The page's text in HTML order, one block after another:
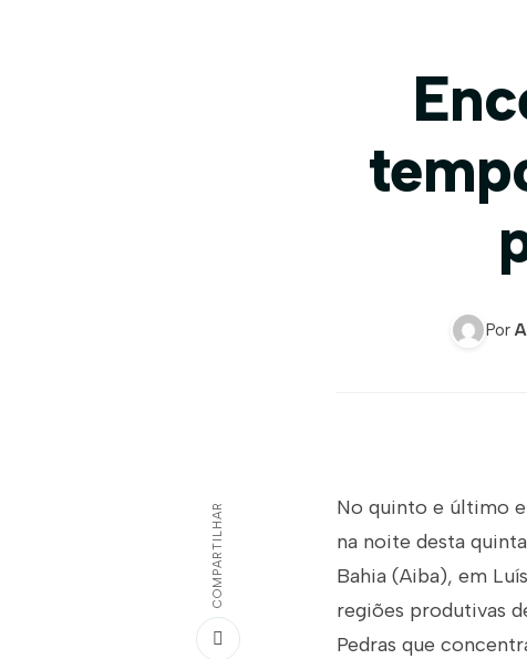
Por
COMPARTILHAR
No quinto e último
na noite desta
Bahia (Aiba), em
regiões produtivas
Pedras que